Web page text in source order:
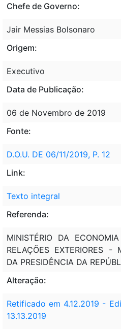
Chefe de Governo:
Jair Messias Bolsonaro
Origem:
Executivo
Data de Publicação:
06 de Novembro de 2019
Fonte:
D.O.U. DE 06/11/2019, P. 12
Link:
Texto integral
Referenda:
MINISTÉRIO DA
RELAÇÕES EXTERIORES -
DA PRESIDÊNCIA DA
Alteração:
Retificado em 4.12.2019 -
13.13.2019